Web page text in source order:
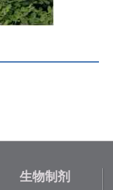
生物制剂